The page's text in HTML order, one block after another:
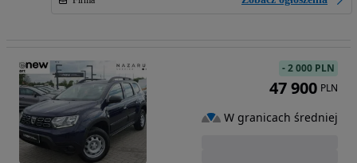
-2 000 PLN
47 900 PLN
W granicach średniej